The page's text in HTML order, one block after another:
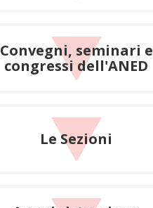
Convegni, seminari e
congressi dell'ANED
Le Sezioni